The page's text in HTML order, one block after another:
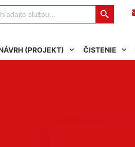
Search Button
(PROJEKT) ČISTENIE